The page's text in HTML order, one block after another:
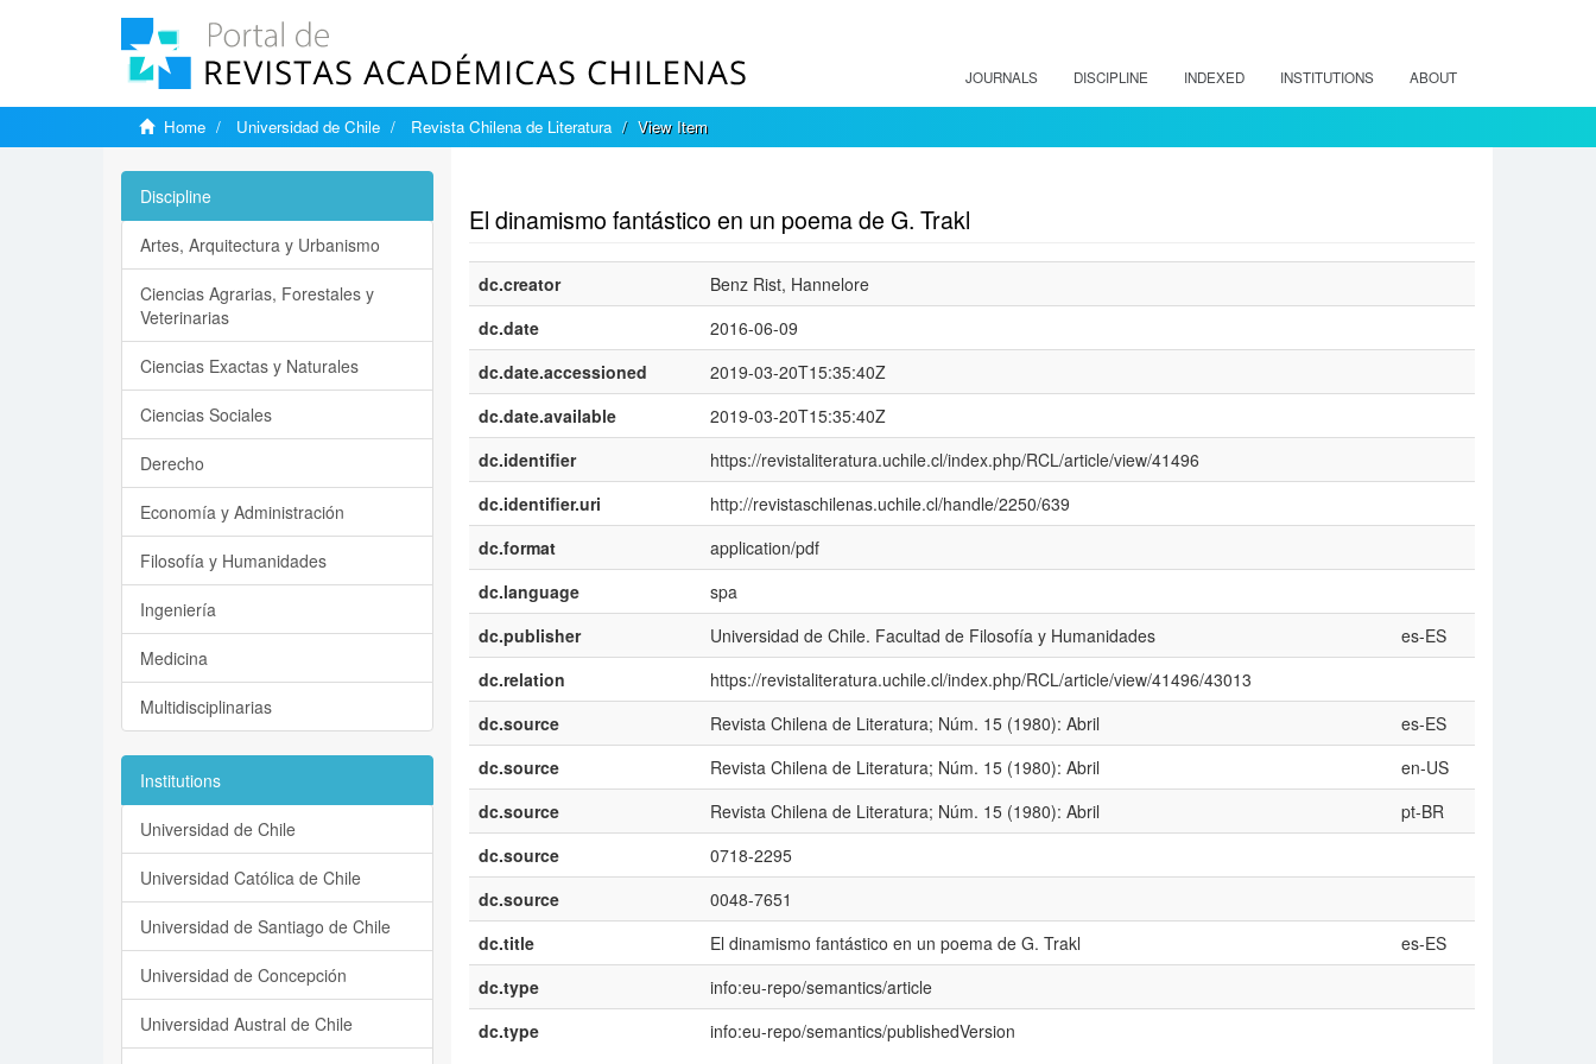
JOURNALS DISCIPLINE INDEXED INSTITUTIONS ABOUT
Home Universidad de Chile Revista Chilena de Literatura View Item
El dinamismo fantástico en un poema de G. Trakl
dc.creator
Benz Rist, Hannelore
dc.date
2016-06-09
dc.date.accessioned
2019-03-20T15:35:40Z
dc.date.available
2019-03-20T15:35:40Z
dc.identifier
https://revistaliteratura.uchile.cl/index.php/RCL/article/view/41496
dc.identifier.uri
http://revistaschilenas.uchile.cl/handle/2250/639
dc.format
application/pdf
dc.language
spa
dc.publisher
Universidad de Chile. Facultad de Filosofía y Humanidades
es-ES
dc.relation
https://revistaliteratura.uchile.cl/index.php/RCL/article/view/41496/43013
dc.source
Revista Chilena de Literatura; Núm. 15 (1980): Abril
es-ES
dc.source
Revista Chilena de Literatura; Núm. 15 (1980): Abril
en-US
dc.source
Revista Chilena de Literatura; Núm. 15 (1980): Abril
pt-BR
dc.source
0718-2295
dc.source
0048-7651
dc.title
El dinamismo fantástico en un poema de G. Trakl
es-ES
dc.type
info:eu-repo/semantics/article
dc.type
info:eu-repo/semantics/publishedVersion
Discipline
Artes, Arquitectura y Urbanismo
Ciencias Agrarias, Forestales y
Veterinarias
Ciencias Exactas y Naturales
Ciencias Sociales
Derecho
Economía y Administración
Filosofía y Humanidades
Ingeniería
Medicina
Multidisciplinarias
Institutions
Universidad de Chile
Universidad Católica de Chile
Universidad de Santiago de Chile
Universidad de Concepción
Universidad Austral de Chile